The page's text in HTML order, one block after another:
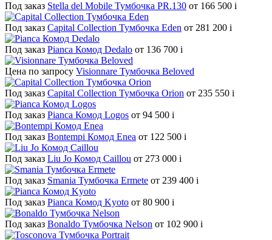
Под заказ Stella del Mobile Тумбочка PR.130 от 166 500 i
Под заказ Capital Collection Тумбочка Eden от 281 200 i
Под заказ Pianca Комод Dedalo от 136 700 i
Цена по запросу Visionnare Тумбочка Beloved
Под заказ Capital Collection Тумбочка Orion от 235 550 i
Под заказ Pianca Комод Logos от 94 500 i
Под заказ Bontempi Комод Enea от 122 500 i
Под заказ Liu Jo Комод Caillou от 273 000 i
Под заказ Smania Тумбочка Ermete от 239 400 i
Под заказ Pianca Комод Kyoto от 80 900 i
Под заказ Bonaldo Тумбочка Nelson от 102 900 i